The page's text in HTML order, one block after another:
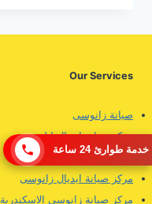
Our Services
صيانة زانوسى
مركز صيانة ايديال ايليت
رقم صيانة ايديال زانوسى
مركز صيانة ايديال زانوسى
مركز صيانة زانوسى الاسكندرية
خدمة طوارئ 24 ساعة